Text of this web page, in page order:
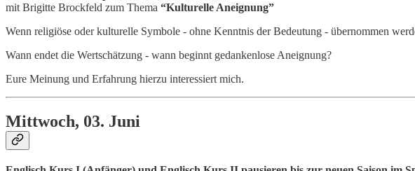
mit Brigitte Brockfeld zum Thema “Kulturelle Aneignung”
Wenn religiöse oder kulturelle Symbole - ohne Kenntnis der Bedeutung - übernommen
Wann endet die Wertschätzung - wann beginnt gedankenlose Aneignung?
Eure Meinung und Erfahrung hierzu interessiert mich.
Mittwoch, 03. Juni